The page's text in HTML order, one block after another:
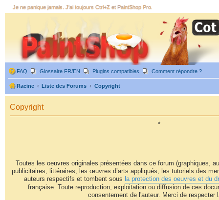
Je ne panique jamais. J'ai toujours Ctrl+Z et PaintShop Pro.
FAQ Glossaire FR/EN Plugins compatibles Comment répondre ?
Racine Liste des Forums Copyright
Copyright
*
Toutes les oeuvres originales présentées dans ce forum (graphiques,
publicitaires, littéraires, les œuvres d’arts appliqués, les tutoriels des
auteurs respectifs et tombent sous la protection des oeuvres et du
française. Toute reproduction, exploitation ou diffusion de ces
consentement de l'auteur. Merci de respecter